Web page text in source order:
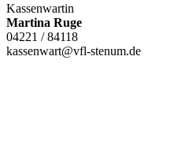
Kassenwartin
Martina Ruge
04221 / 84118
kassenwart@vfl-stenum.de